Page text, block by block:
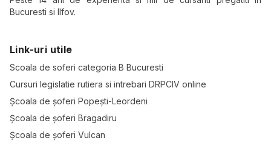
Bucuresti si Ilfov.
Link-uri utile
Scoala de soferi categoria B Bucuresti
Cursuri legislatie rutiera si intrebari DRPCIV online
Școala de șoferi Popești-Leordeni
Școala de șoferi Bragadiru
Școala de șoferi Vulcan